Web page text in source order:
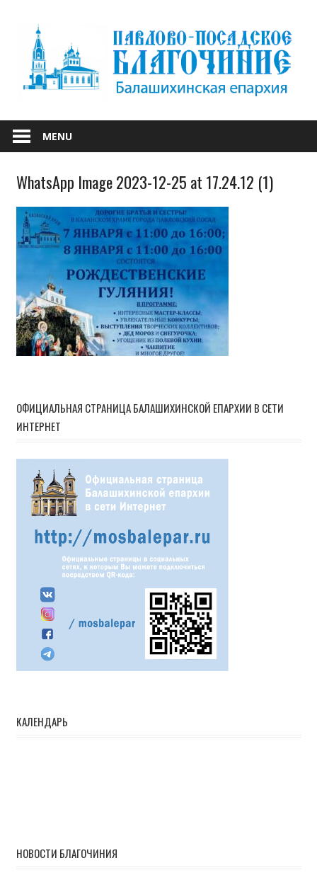
content
ПАВЛОВО-
ПОСАДСКОЕ
БЛАГОЧИНИЕ
MENU
WhatsApp Image 2023-12-25 at 17.24.12 (1)
ОФИЦИАЛЬНАЯ СТРАНИЦА БАЛАШИХИНСКОЙ ЕПАРХИИ В СЕТИ
ИНТЕРНЕТ
КАЛЕНДАРЬ
НОВОСТИ БЛАГОЧИНИЯ